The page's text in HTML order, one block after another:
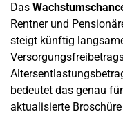
Das
Rentner und
steigt künftig
bedeutet das genau
aktualisierte